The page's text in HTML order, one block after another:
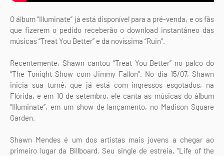
O álbum “Illuminate” já está disponível para a pré-venda, e os fãs
que fizerem o pedido receberão o download instantâneo das
músicas “Treat You Better” e da novíssima “Ruin”.
Recentemente, Shawn cantou “Treat You Better” no palco do
“The Tonight Show com Jimmy Fallon”. No dia 15/07, Shawn
inicia sua turnê, que já está com ingressos esgotados, na
Flórida, e em 10 de setembro, ele canta as músicas do álbum
“Illuminate”, em um show de lançamento, no Madison Square
Garden.
Shawn Mendes é um dos artistas mais jovens a chegar ao
primeiro lugar da Billboard. Seu single de estreia, “Life of the